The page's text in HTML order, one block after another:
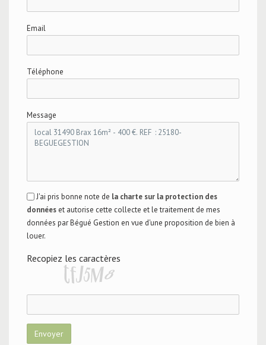
Email
Téléphone
Message
J'ai pris bonne note de la charte sur la protection des
données et autorise cette collecte et le traitement de mes
données par Bégué Gestion en vue d'une proposition de bien à
louer.
Recopiez les caractères
Envoyer